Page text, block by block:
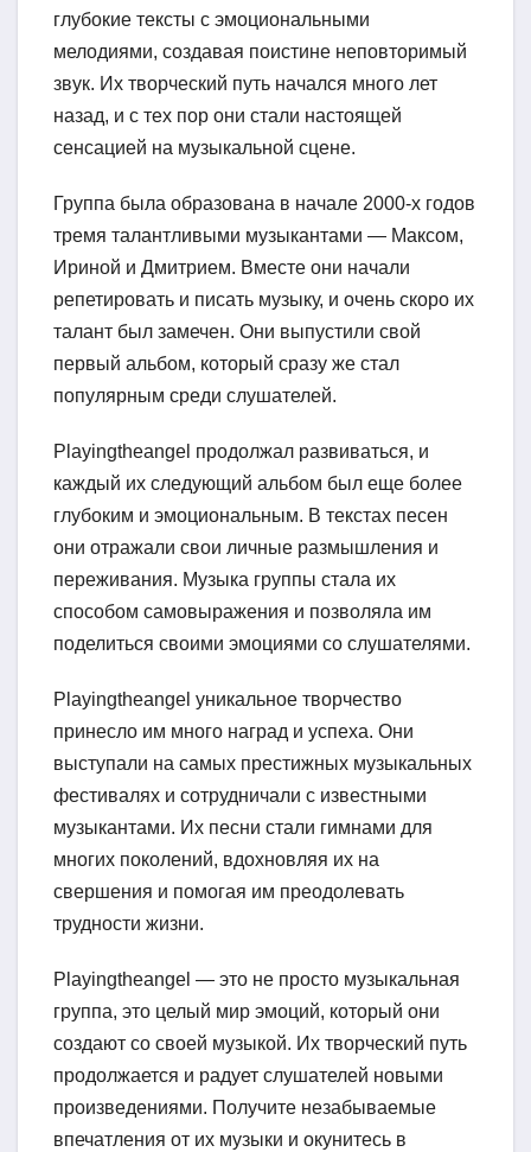
глубокие тексты с эмоциональными
мелодиями, создавая поистине неповторимый
звук. Их творческий путь начался много лет
назад, и с тех пор они стали настоящей
сенсацией на музыкальной сцене.
Группа была образована в начале 2000-х годов
тремя талантливыми музыкантами — Максом,
Ириной и Дмитрием. Вместе они начали
репетировать и писать музыку, и очень скоро их
талант был замечен. Они выпустили свой
первый альбом, который сразу же стал
популярным среди слушателей.
Playingtheangel продолжал развиваться, и
каждый их следующий альбом был еще более
глубоким и эмоциональным. В текстах песен
они отражали свои личные размышления и
переживания. Музыка группы стала их
способом самовыражения и позволяла им
поделиться своими эмоциями со слушателями.
Playingtheangel уникальное творчество
принесло им много наград и успеха. Они
выступали на самых престижных музыкальных
фестивалях и сотрудничали с известными
музыкантами. Их песни стали гимнами для
многих поколений, вдохновляя их на
свершения и помогая им преодолевать
трудности жизни.
Playingtheangel — это не просто музыкальная
группа, это целый мир эмоций, который они
создают со своей музыкой. Их творческий путь
продолжается и радует слушателей новыми
произведениями. Получите незабываемые
впечатления от их музыки и окунитесь в